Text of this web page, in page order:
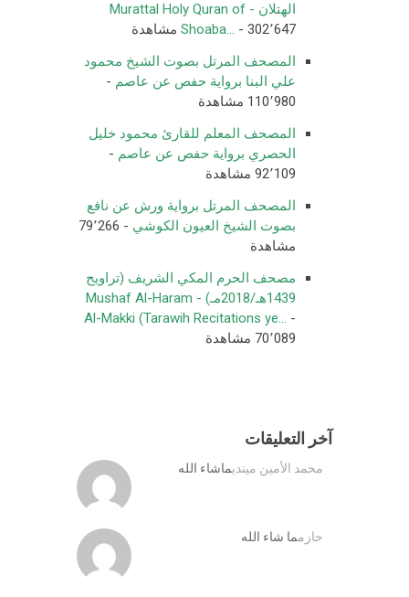
الهتلان - Murattal Holy Quran of
Shoaba... - 302٬647 مشاهدة
المصحف المرتل بصوت الشيخ محمود
علي البنا برواية حفص عن عاصم -
110٬980 مشاهدة
المصحف المعلم للقارئ محمود خليل
الحصري برواية حفص عن عاصم -
92٬109 مشاهدة
المصحف المرتل برواية ورش عن نافع
بصوت الشيخ العيون الكوشي
- 79٬266
مشاهدة
مصحف الحرم المكي الشريف (تراويح
1439هـ/2018مـ) - Mushaf Al-Haram
Al-Makki (Tarawih Recitations ye... -
70٬089 مشاهدة
آخر التعليقات
محمد الأمين مينديماشاء الله
حازمما شاء الله